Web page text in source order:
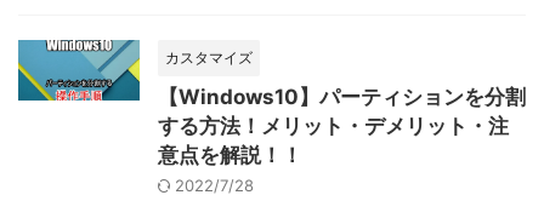
カスタマイズ
【Windows10】パーティションを分割
する方法！メリット・デメリット・注
意点を解説！！
2022/7/28